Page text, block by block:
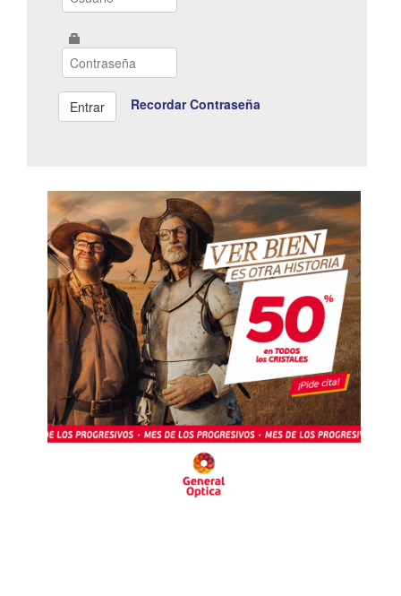
Recordar Contraseña